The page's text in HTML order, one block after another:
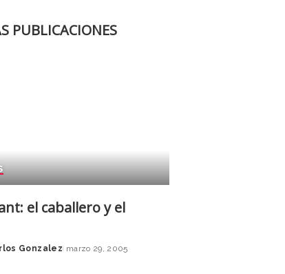
PUBLICACIONES
el caballero y el
Gonzalez marzo 29, 2005